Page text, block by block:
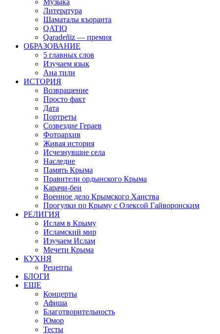
Музыка
Литература
Шаматалы къоранта
QATIQ
Qaradeñiz — премия
ОБРАЗОВАНИЕ
5 главных слов
Изучаем язык
Ана тили
ИСТОРИЯ
Возвращение
Просто факт
Дата
Портреты
Созвездие Гераев
Фотоархив
Живая история
Исчезнувшие села
Наследие
Память Крыма
Правители ордынского Крыма
Карачи-беи
Военное дело Крымского Ханства
Прогулки по Крыму с Олексой Гайворонским
РЕЛИГИЯ
Ислам в Крыму
Исламский мир
Изучаем Ислам
Мечети Крыма
КУХНЯ
Рецепты
БЛОГИ
ЕЩЕ
Концерты
Афиша
Благотворительность
Юмор
Тесты